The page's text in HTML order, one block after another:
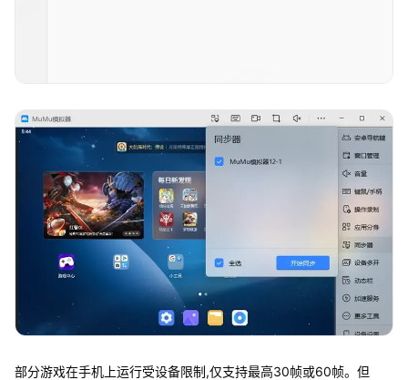
部分游戏在手机上运行受设备限制,仅支持最高30帧或60帧。但